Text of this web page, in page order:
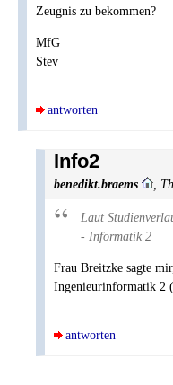
Zeugnis zu bekommen?
MfG
Stev
antworten
Info2
benedikt.braems
Laut
- Informatik 2
Frau Breitzke sagte
Ingenieurinformatik 2
antworten